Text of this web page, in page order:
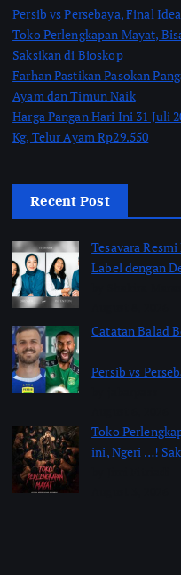
Persib vs Persebaya, Final
Toko Perlengkapan Mayat,
Saksikan di Bioskop
Farhan Pastikan Pasokan
Ayam dan Timun Naik
Harga Pangan Hari Ini 31 Juli
Kg, Telur Ayam Rp29.550
Recent Post
Tesavara
Label dengan
Catatan Balad
Persib vs
Toko
ini, Ngeri …!